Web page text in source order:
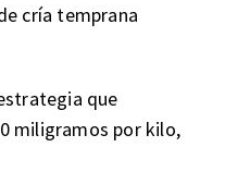
cría temprana
que
miligramos por kilo,